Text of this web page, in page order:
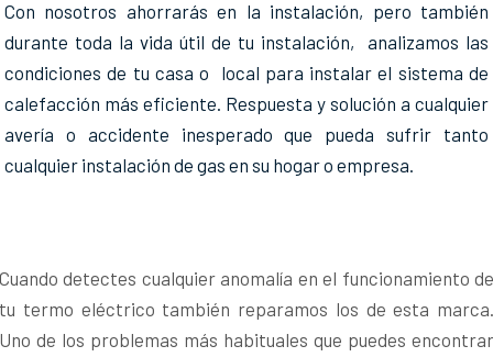
Con nosotros ahorrarás en la instalación, pero también
durante toda la vida útil de tu instalación, analizamos las
condiciones de tu casa o local para instalar el sistema de
calefacción más eficiente. Respuesta y solución a cualquier
avería o accidente inesperado que pueda sufrir tanto
cualquier instalación de gas en su hogar o empresa.
Cuando detectes cualquier anomalía en el funcionamiento de
tu termo eléctrico también reparamos los de esta marca.
Uno de los problemas más habituales que puedes encontrar